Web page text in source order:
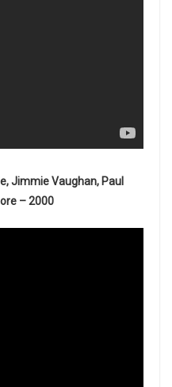
Jimmie Vaughan, Paul
– 2000